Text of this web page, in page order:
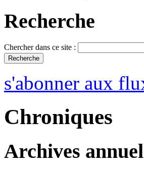
Recherche
Chercher dans ce site :
s'abonner aux
Chroniques
Archives